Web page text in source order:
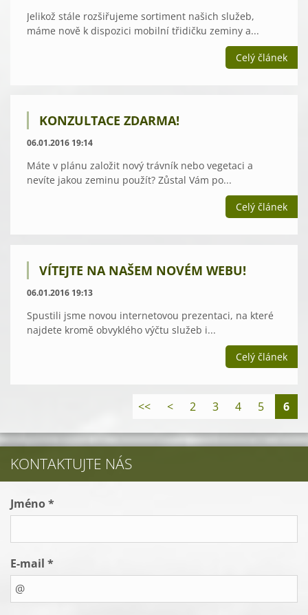
Jelikož stále rozšiřujeme sortiment našich služeb,
máme nově k dispozici mobilní třidičku zeminy a...
Celý článek
KONZULTACE ZDARMA!
06.01.2016 19:14
Máte v plánu založit nový trávník nebo vegetaci a
nevíte jakou zeminu použít? Zůstal Vám po...
Celý článek
VÍTEJTE NA NAŠEM NOVÉM WEBU!
06.01.2016 19:13
Spustili jsme novou internetovou prezentaci, na které
najdete kromě obvyklého výčtu služeb i...
Celý článek
<< < 2 3 4 5 6
KONTAKTUJTE NÁS
Jméno *
E-mail *